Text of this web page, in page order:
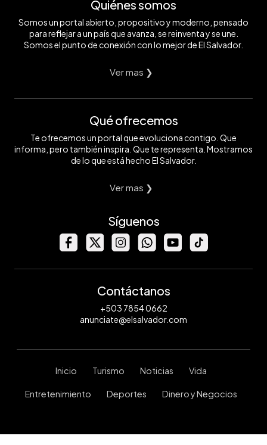
Quiénes somos
Somos un portal abierto, propositivo y moderno, pensado
para reflejar a un país que avanza, se reinventa y se une.
Somos el punto de conexión con lo mejor de El Salvador.
Ver mas ❯
Qué ofrecemos
Te ofrecemos un portal que evoluciona contigo. Que
informa, pero también inspira. Que te representa. Mostramos
de lo que está hecho El Salvador.
Ver mas ❯
Síguenos
Contáctanos
+503 7854 0662
anunciate@elsalvador.com
Inicio Turismo Noticias Vida
Entretenimiento Deportes Dinero y Negocios